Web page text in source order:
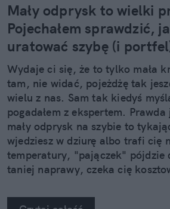
Mały odprysk to wielki
Pojechałem sprawdzić,
uratować szybę (i
Wydaje ci się, że to tylko mała
tam, nie widać, pojeżdżę tak
wielu z nas. Sam tak kiedyś
pogadałem z ekspertem.
mały odprysk na szybie to
wjedziesz w dziurę albo trafi cię
temperatury, "pajączek" pójdzie
taniej naprawy, czeka cię
na własne oczy zobaczyć, jak